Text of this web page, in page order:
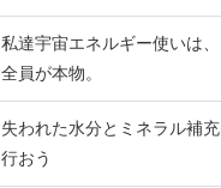
私達宇宙エネルギー使いは
全員が本物。
失われた水分とミネラル補
行おう